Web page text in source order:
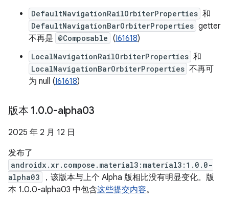
DefaultNavigationRailOrbiterProperties 和
DefaultNavigationBarOrbiterProperties getter
不再是 @Composable (I61618)
LocalNavigationRailOrbiterProperties 和
LocalNavigationBarOrbiterProperties 不再可
为 null (I61618)
版本 1.0.0-alpha03
2025 年 2 月 12 日
发布了
androidx.xr.compose.material3:material3:1.0.0-
alpha03
，该版本与上个 Alpha 版相比没有明显变化。版
本 1.0.0-alpha03 中包含这些提交内容。